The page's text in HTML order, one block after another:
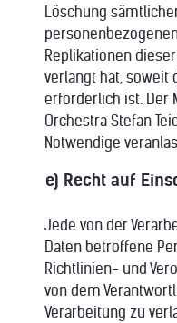
Löschung
Replikationen
verlangt hat, soweit
erforderlich ist. Der
Orchestra Stefan
Notwendige
e) Recht auf
Jede von der
Daten betroffene
Richtlinien- und
von dem
Verarbeitung zu